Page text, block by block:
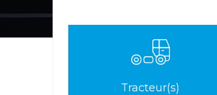
Tracteur(s)